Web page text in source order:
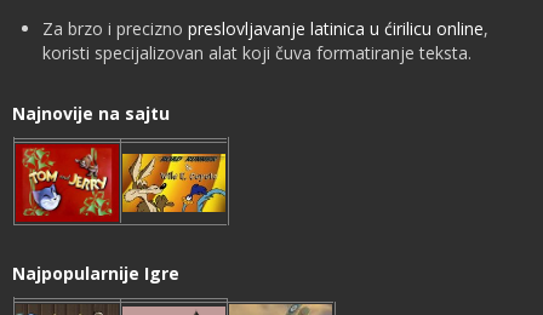
Za brzo i precizno preslovljavanje latinica u ćirilicu online,
koristi specijalizovan alat koji čuva formatiranje teksta.
Najnovije na sajtu
Najpopularnije Igre